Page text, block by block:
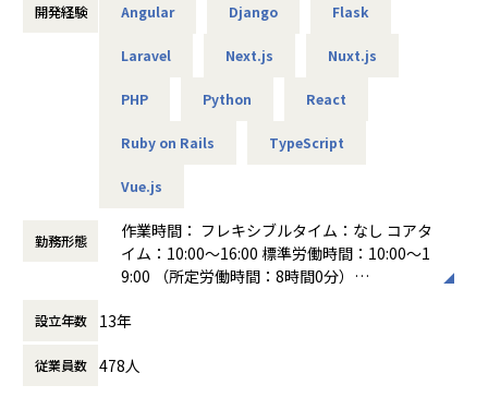
スキルや発信力に基づいて、厳選企業からオファーが届くエ
やブログなどのアウトプットで開発スキルや発信力をスキル
種や経験年数を考慮した個人の市場価値を可視化します。
ーザーのキャリアを最大化することを目的としたユーザーサ
ニアの挑戦をサポートしています。
登録ユーザー数は13万人、累計利用企業数1000社を突破。
大手からスタートアップまで幅広い支援を実現し、急成長中
■募集背景と実現したい事
開発経験 Angular Django Flask
Laravel Next.js Nuxt.js
PHP Python React
Ruby on Rails TypeScript
Vue.js
勤務形態
作業時間： フレキシブルタイム：なし コアタ
イム：10:00〜16:00 標準労働時間：10:00～1
9:00 （所定労働時間：8時間0分）
時間外労働の有無： 有（月平均10時間～30
休憩時間： 60分
設立年数 13年
従業員数 478人